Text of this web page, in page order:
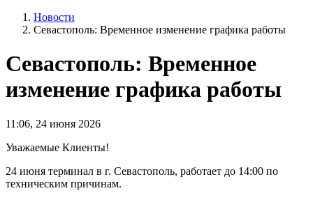
Новости
Севастополь: Временное изменение графика работы
Севастополь: Временное
изменение графика работы
11:06, 24 июня 2026
Уважаемые Клиенты!
24 июня терминал в г. Севастополь, работает до 14:00 по
техническим причинам.